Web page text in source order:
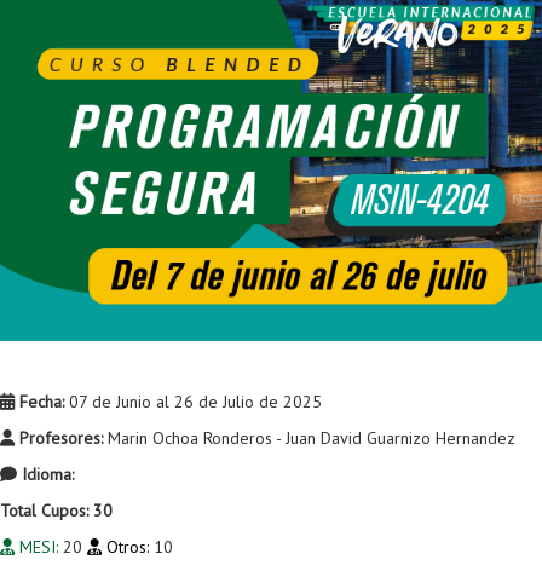
Fecha:07 de Junio al 26 de Julio de 2025
Profesores:Marin Ochoa Ronderos - Juan David Guarnizo Hernandez
Idioma:
Total Cupos: 30
MESI: 20 Otros: 10